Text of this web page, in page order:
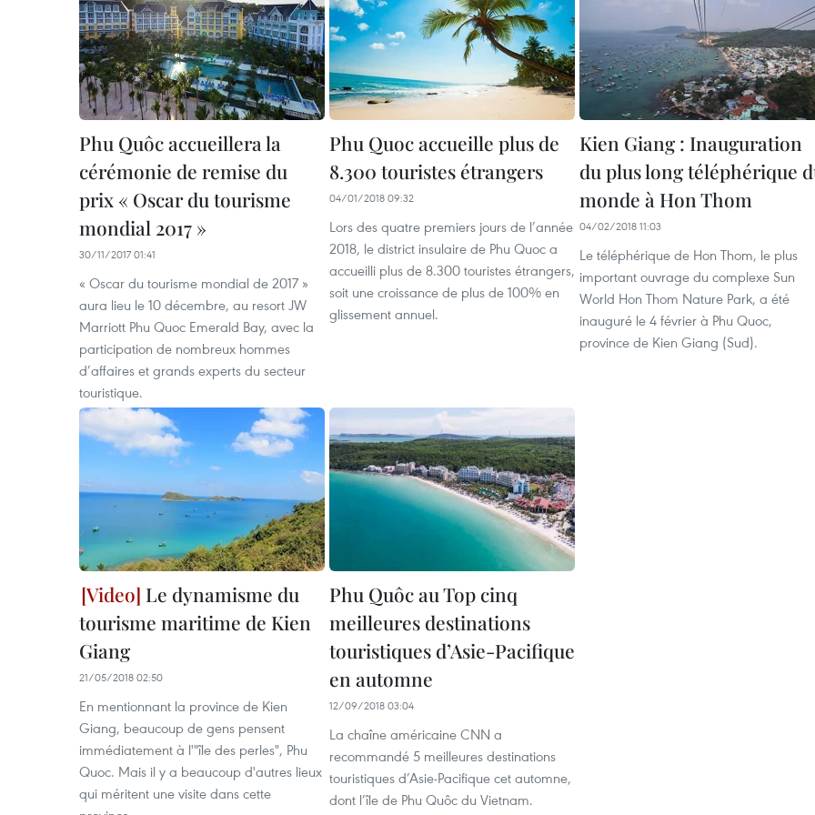
Phu Quôc accueillera la
cérémonie de remise du
prix « Oscar du tourisme
mondial 2017 »
30/11/2017 01:41
« Oscar du tourisme mondial de 2017 »
aura lieu le 10 décembre, au resort JW
Marriott Phu Quoc Emerald Bay, avec la
participation de nombreux hommes
d’affaires et grands experts du secteur
touristique.
Phu Quoc accueille plus de
8.300 touristes étrangers
04/01/2018 09:32
Lors des quatre premiers jours de l’année
2018, le district insulaire de Phu Quoc a
accueilli plus de 8.300 touristes étrangers,
soit une croissance de plus de 100% en
glissement annuel.
Kien Giang : Inauguration
du plus long téléphérique
monde à Hon Thom
04/02/2018 11:03
Le téléphérique de Hon Thom, le plus
important ouvrage du complexe Sun
World Hon Thom Nature Park, a été
inauguré le 4 février à Phu Quoc,
province de Kien Giang (Sud).
Le dynamisme du
tourisme maritime de Kien
Giang
21/05/2018 02:50
En mentionnant la province de Kien
Giang, beaucoup de gens pensent
immédiatement à l'"île des perles", Phu
Quoc. Mais il y a beaucoup d'autres lieux
qui méritent une visite dans cette
Phu Quôc au Top cinq
meilleures destinations
touristiques d’Asie-Pacifique
en automne
12/09/2018 03:04
La chaîne américaine CNN a
recommandé 5 meilleures destinations
touristiques d’Asie-Pacifique cet automne,
dont l’île de Phu Quôc du Vietnam.